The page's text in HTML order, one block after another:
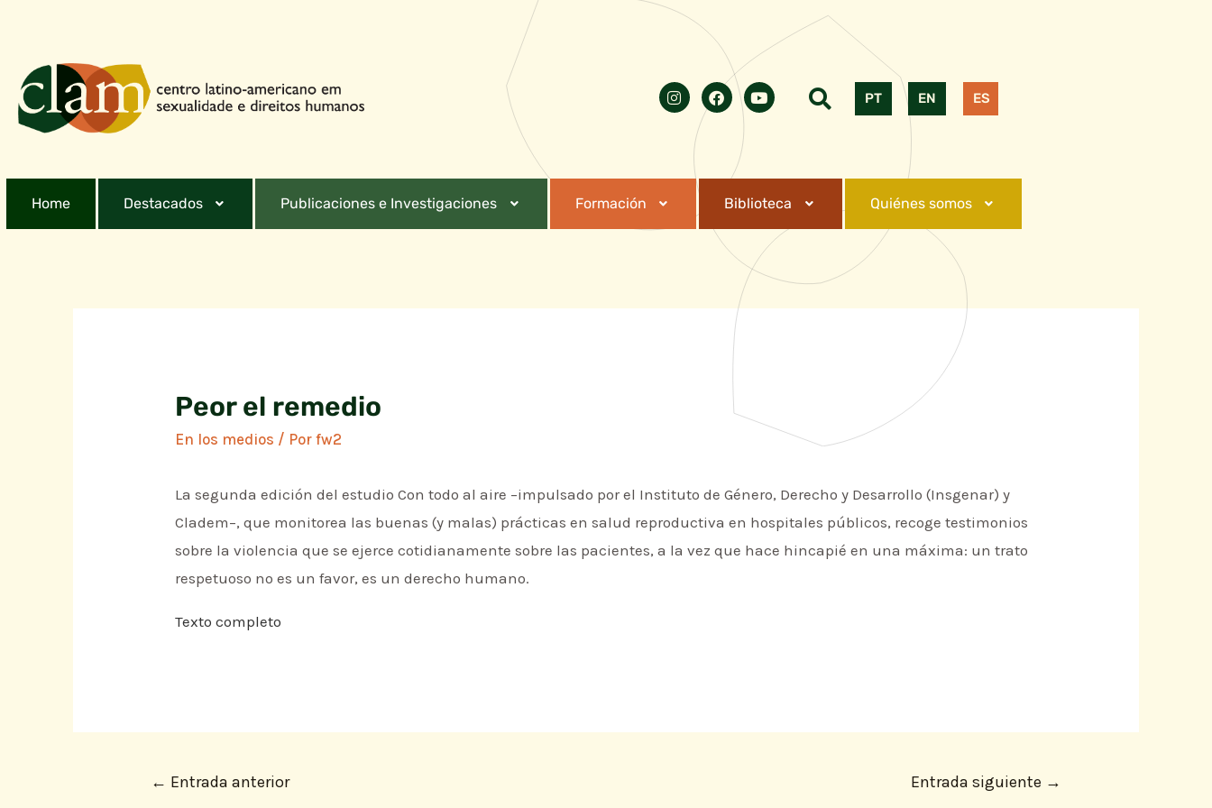
PT EN ES
Home Destacados Publicaciones e Investigaciones Formación Biblioteca Quiénes somos
Peor el remedio
En los medios / Porfw2
La segunda edición del estudio Con todo al aire –impulsado por el Instituto de Género, Derecho y Desarrollo (Insgenar) y
Cladem–, que monitorea las buenas (y malas) prácticas en salud reproductiva en hospitales públicos, recoge testimonios
sobre la violencia que se ejerce cotidianamente sobre las pacientes, a la vez que hace hincapié en una máxima: un trato
respetuoso no es un favor, es un derecho humano.
Texto completo
← Entrada anterior Entrada siguiente →